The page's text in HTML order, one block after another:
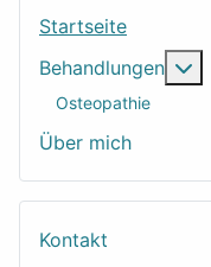
Startseite
Behandlungen
Osteopathie
Über mich
Kontakt